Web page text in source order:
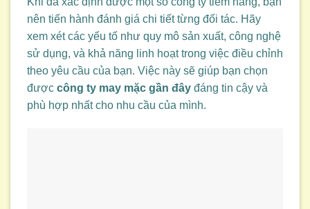
nên tiến hành đánh giá chi tiết từng đối tác. Hãy
xem xét các yếu tố như quy mô sản xuất, công nghệ
sử dụng, và khả năng linh hoạt trong việc điều chỉnh
theo yêu cầu của bạn. Việc này sẽ giúp bạn chọn
được công ty may mặc gần đây đáng tin cậy và
phù hợp nhất cho nhu cầu của mình.